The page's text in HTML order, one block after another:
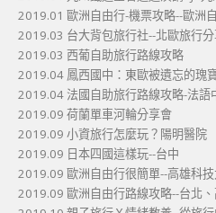
2019.01 歐洲自由行-機票攻略--歐洲
2019.03 台大背包旅行社--北歐旅行
2019.03 西葡自助旅行路線攻略
2019.04 鳳西國中：東歐被遺忘的瑰
2019.04 法國自助旅行路線攻略-法語
2019.09 荷蘭單車河輪分享會
2019.09 小資旅行怎麼玩？陽明醫院
2019.09 日本四國這樣玩--台中
2019.09 歐洲自由行很簡單--高雄科
2019.09 歐洲自由行路線攻略--台北